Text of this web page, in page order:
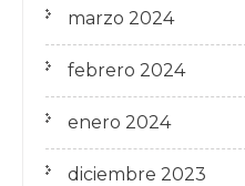
marzo 2024
febrero 2024
enero 2024
diciembre 2023